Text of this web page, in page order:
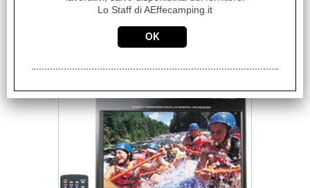
MANUTENZIONE
Lo Staff di AEffecamping.it